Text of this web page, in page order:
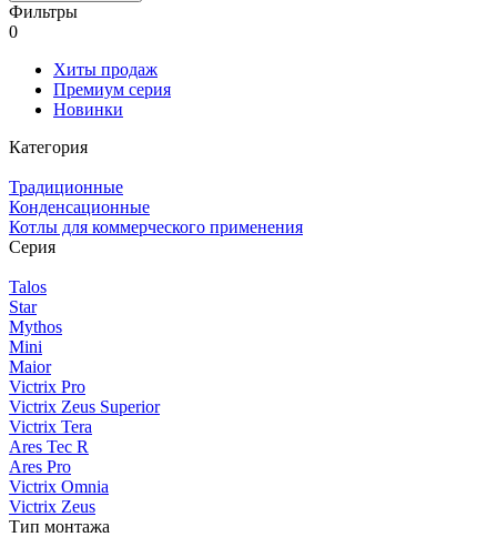
Фильтры
0
Хиты продаж
Премиум серия
Новинки
Категория
Традиционные
Конденсационные
Котлы для коммерческого применения
Серия
Talos
Star
Mythos
Mini
Maior
Victrix Pro
Victrix Zeus Superior
Victrix Tera
Ares Tec R
Ares Pro
Victrix Omnia
Victrix Zeus
Тип монтажа